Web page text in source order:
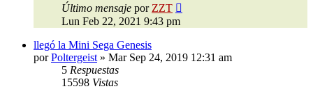
Último mensaje por ZZT
Lun Feb 22, 2021 9:43 pm
llegó la Mini Sega Genesis
porPoltergeist » Mar Sep 24, 2019 12:31 am
5 Respuestas
15598 Vistas